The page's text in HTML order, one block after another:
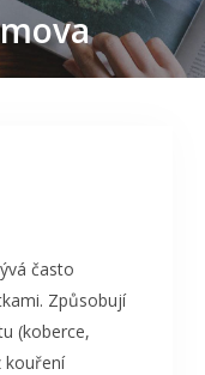
často
Způsobují
(koberce,
kouření